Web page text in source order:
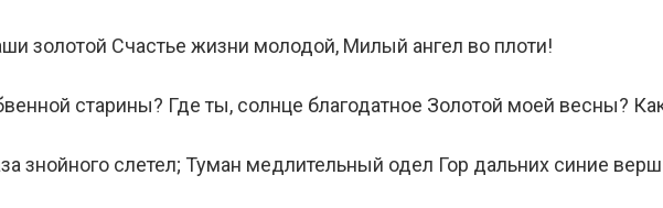
золотой Счастье жизни молодой, Милый ангел во плоти!
старины? Где ты, солнце благодатное Золотой моей весны?
знойного слетел; Туман медлительный одел Гор дальних синие